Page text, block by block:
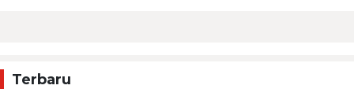
Terbaru